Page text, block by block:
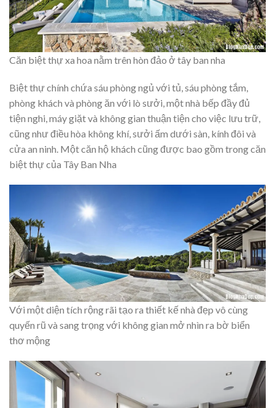
Căn biệt thự xa hoa nằm trên hòn đảo ở tây ban nha
Biệt thự chính chứa sáu phòng ngủ với tủ, sáu phòng tắm,
phòng khách và phòng ăn với lò sưởi, một nhà bếp đầy đủ
tiện nghi, máy giặt và không gian thuận tiện cho việc lưu trữ,
cũng như điều hòa không khí, sưởi ấm dưới sàn, kính đôi và
cửa an ninh. Một căn hộ khách cũng được bao gồm trong căn
biệt thự của Tây Ban Nha
Với một diện tích rộng rãi tạo ra thiết kế nhà đẹp vô cùng
quyến rũ và sang trọng với không gian mở nhìn ra bờ biển
thơ mộng